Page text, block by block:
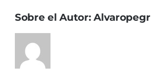
Sobre el Autor:Alvaropegr